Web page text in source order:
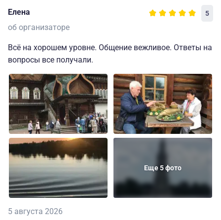
Елена 5
об организаторе
Всё на хорошем уровне. Общение вежливое. Ответы на
вопросы все получали.
Еще 5 фото
5 августа 2026